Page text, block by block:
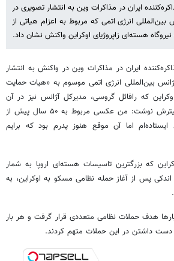
ایران در مذاکرات وین به انتشار تصویری در
انرژی اتمی که مربوط به اعزام هیاتی از
هسته‌ای زاپروژیای اوکراین واکنش نشان داد.
ایران در مذاکرات وین در واکنش به انتشار
بین‌المللی انرژی اتمی موسوم به «هیات حمایت
اوکراین که رافائل گروسی، مدیرکل آژانس نیز در آن
دیده می‌شود، در صفحه توییترش نوشت: من عکسی مربوط به ۵۰ سال پیش از
اما آن موقع هنوز پدرم بود که برایم
که بزرگترین تاسیسات هسته‌ای اروپا به شمار
پس از آغاز حمله نظامی مسکو به اوکراین، به
بارها هدف حملات نظامی متعددی قرار گرفت و هر بار
داشتن در این حملات متهم کردند.